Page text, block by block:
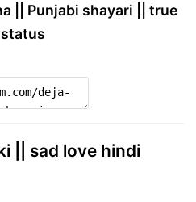
|| Punjabi shayari || true
|| sad love hindi